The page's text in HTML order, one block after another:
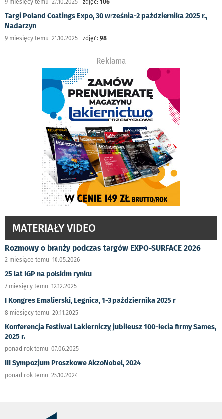
9 miesięcy temu 27.10.2025 zdjęć: 106
Targi Poland Coatings Expo, 30 września-2 października 2025 r.,
Nadarzyn
9 miesięcy temu 21.10.2025 zdjęć: 98
Reklama
MATERIAŁY VIDEO
Rozmowy o branży podczas targów EXPO-SURFACE 2026
2 miesiące temu 10.05.2026
25 lat IGP na polskim rynku
7 miesięcy temu 12.12.2025
I Kongres Emalierski, Legnica, 1-3 października 2025 r
8 miesięcy temu 20.11.2025
Konferencja Festiwal Lakierniczy, jubileusz 100-lecia firmy Sames,
2025 r.
ponad rok temu 07.06.2025
III Sympozjum Proszkowe AkzoNobel, 2024
ponad rok temu 25.10.2024